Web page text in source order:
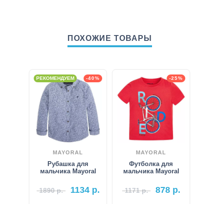
ПОХОЖИЕ ТОВАРЫ
-40%
РЕКОМЕНДУЕМ
MAYORAL
Рубашка для
мальчика Mayoral
1890р. 1134р.
-25%
MAYORAL
Футболка для
мальчика Mayoral
1171р. 878р.